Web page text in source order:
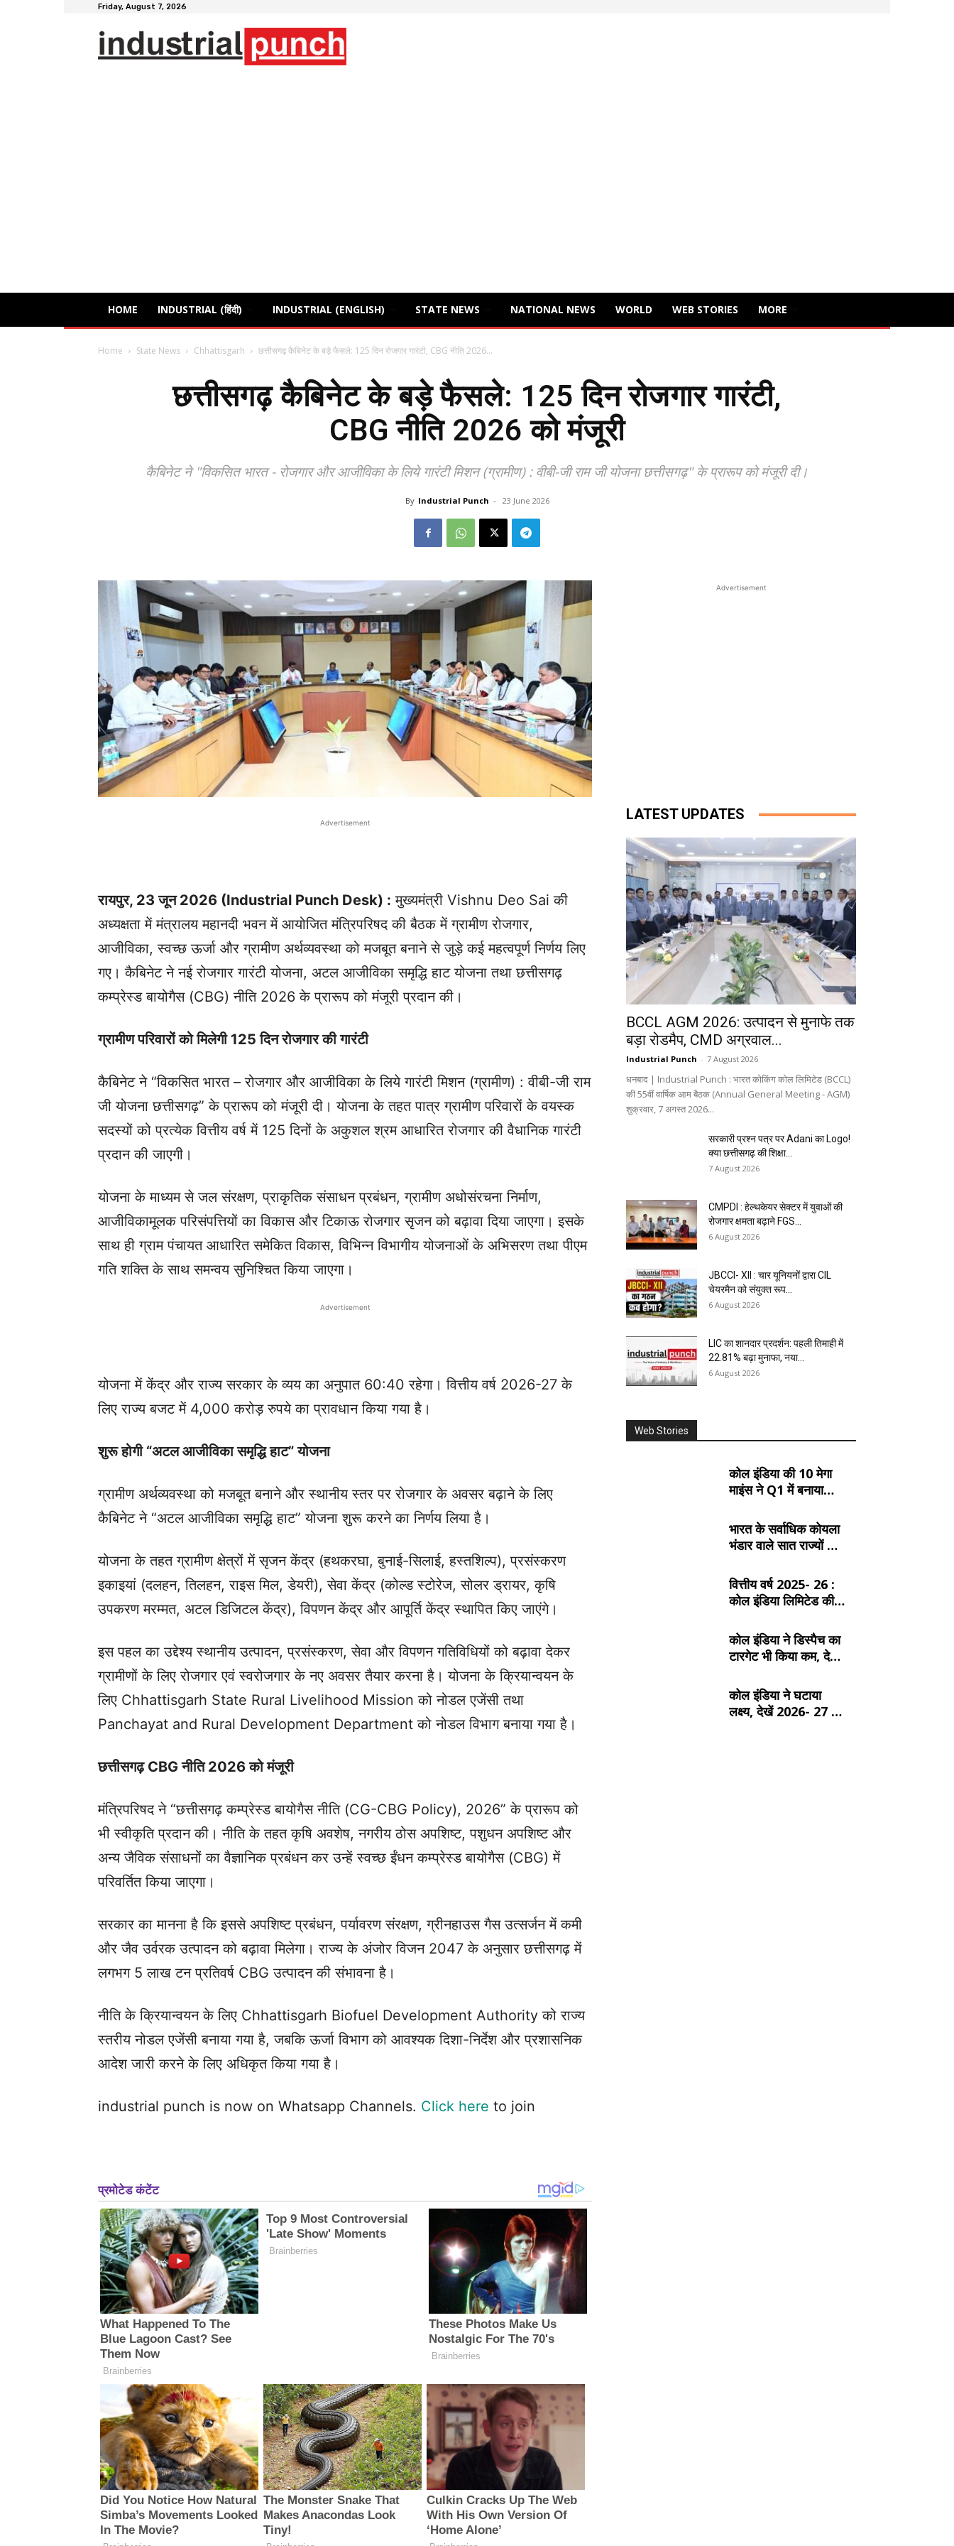
Friday, August 7, 2026
HOME INDUSTRIAL (हिंदी) INDUSTRIAL (ENGLISH) STATE NEWS NATIONAL NEWS WORLD WEB STORIES MORE
Home State News Chhattisgarh छत्तीसगढ़ कैबिनेट के बड़े फैसले: 125 दिन रोजगार गारंटी, CBG नीति 2026...
छत्तीसगढ़ कैबिनेट के बड़े फैसले: 125 दिन रोजगार गारंटी,
CBG नीति 2026 को मंजूरी
कैबिनेट ने "विकसित भारत - रोजगार और आजीविका के लिये गारंटी मिशन (ग्रामीण) : वीबी-जी राम जी योजना छत्तीसगढ़" के प्रारूप को मंजूरी दी।
By Industrial Punch - 23 June 2026
Advertisement
रायपुर, 23 जून 2026 (Industrial Punch Desk) : मुख्यमंत्री Vishnu Deo Sai की
अध्यक्षता में मंत्रालय महानदी भवन में आयोजित मंत्रिपरिषद की बैठक में ग्रामीण रोजगार,
आजीविका, स्वच्छ ऊर्जा और ग्रामीण अर्थव्यवस्था को मजबूत बनाने से जुड़े कई महत्वपूर्ण निर्णय लिए
गए। कैबिनेट ने नई रोजगार गारंटी योजना, अटल आजीविका समृद्धि हाट योजना तथा छत्तीसगढ़
कम्प्रेस्ड बायोगैस (CBG) नीति 2026 के प्रारूप को मंजूरी प्रदान की।
ग्रामीण परिवारों को मिलेगी 125 दिन रोजगार की गारंटी
कैबिनेट ने “विकसित भारत – रोजगार और आजीविका के लिये गारंटी मिशन (ग्रामीण) : वीबी-जी राम
जी योजना छत्तीसगढ़” के प्रारूप को मंजूरी दी। योजना के तहत पात्र ग्रामीण परिवारों के वयस्क
सदस्यों को प्रत्येक वित्तीय वर्ष में 125 दिनों के अकुशल श्रम आधारित रोजगार की वैधानिक गारंटी
प्रदान की जाएगी।
योजना के माध्यम से जल संरक्षण, प्राकृतिक संसाधन प्रबंधन, ग्रामीण अधोसंरचना निर्माण,
आजीविकामूलक परिसंपत्तियों का विकास और टिकाऊ रोजगार सृजन को बढ़ावा दिया जाएगा। इसके
साथ ही ग्राम पंचायत आधारित समेकित विकास, विभिन्न विभागीय योजनाओं के अभिसरण तथा पीएम
गति शक्ति के साथ समन्वय सुनिश्चित किया जाएगा।
Advertisement
योजना में केंद्र और राज्य सरकार के व्यय का अनुपात 60:40 रहेगा। वित्तीय वर्ष 2026-27 के
लिए राज्य बजट में 4,000 करोड़ रुपये का प्रावधान किया गया है।
शुरू होगी “अटल आजीविका समृद्धि हाट” योजना
ग्रामीण अर्थव्यवस्था को मजबूत बनाने और स्थानीय स्तर पर रोजगार के अवसर बढ़ाने के लिए
कैबिनेट ने “अटल आजीविका समृद्धि हाट” योजना शुरू करने का निर्णय लिया है।
योजना के तहत ग्रामीण क्षेत्रों में सृजन केंद्र (हथकरघा, बुनाई-सिलाई, हस्तशिल्प), प्रसंस्करण
इकाइयां (दलहन, तिलहन, राइस मिल, डेयरी), सेवा केंद्र (कोल्ड स्टोरेज, सोलर ड्रायर, कृषि
उपकरण मरम्मत, अटल डिजिटल केंद्र), विपणन केंद्र और आपूर्ति केंद्र स्थापित किए जाएंगे।
इस पहल का उद्देश्य स्थानीय उत्पादन, प्रसंस्करण, सेवा और विपणन गतिविधियों को बढ़ावा देकर
ग्रामीणों के लिए रोजगार एवं स्वरोजगार के नए अवसर तैयार करना है। योजना के क्रियान्वयन के
लिए Chhattisgarh State Rural Livelihood Mission को नोडल एजेंसी तथा
Panchayat and Rural Development Department को नोडल विभाग बनाया गया है।
छत्तीसगढ़ CBG नीति 2026 को मंजूरी
मंत्रिपरिषद ने “छत्तीसगढ़ कम्प्रेस्ड बायोगैस नीति (CG-CBG Policy), 2026” के प्रारूप को
भी स्वीकृति प्रदान की। नीति के तहत कृषि अवशेष, नगरीय ठोस अपशिष्ट, पशुधन अपशिष्ट और
अन्य जैविक संसाधनों का वैज्ञानिक प्रबंधन कर उन्हें स्वच्छ ईंधन कम्प्रेस्ड बायोगैस (CBG) में
परिवर्तित किया जाएगा।
सरकार का मानना है कि इससे अपशिष्ट प्रबंधन, पर्यावरण संरक्षण, ग्रीनहाउस गैस उत्सर्जन में कमी
और जैव उर्वरक उत्पादन को बढ़ावा मिलेगा। राज्य के अंजोर विजन 2047 के अनुसार छत्तीसगढ़ में
लगभग 5 लाख टन प्रतिवर्ष CBG उत्पादन की संभावना है।
नीति के क्रियान्वयन के लिए Chhattisgarh Biofuel Development Authority को राज्य
स्तरीय नोडल एजेंसी बनाया गया है, जबकि ऊर्जा विभाग को आवश्यक दिशा-निर्देश और प्रशासनिक
आदेश जारी करने के लिए अधिकृत किया गया है।
industrial punch is now on Whatsapp Channels. Click here to join
Advertisement
LATEST UPDATES
BCCL AGM 2026: उत्पादन से मुनाफे तक
बड़ा रोडमैप, CMD अग्रवाल...
Industrial Punch - 7 August 2026
धनबाद | Industrial Punch : भारत कोकिंग कोल लिमिटेड (BCCL)
की 55वीं वार्षिक आम बैठक (Annual General Meeting - AGM)
शुक्रवार, 7 अगस्त 2026...
सरकारी प्रश्न पत्र पर Adani का Logo!
क्या छत्तीसगढ़ की शिक्षा...
7 August 2026
CMPDI : हेल्थकेयर सेक्टर में युवाओं की
रोजगार क्षमता बढ़ाने FGS...
6 August 2026
JBCCI- XII : चार यूनियनों द्वारा CIL
चेयरमैन को संयुक्त रूप...
6 August 2026
LIC का शानदार प्रदर्शन: पहली तिमाही में
22.81% बढ़ा मुनाफा, नया...
6 August 2026
Web Stories
कोल इंडिया की 10 मेगा
माइंस ने Q1 में बनाया
और MCL की खदानों का
दबदबा
भारत के सर्वाधिक कोयला
भंडार वाले सात राज्यों के
वित्तीय वर्ष 2025- 26 :
कोल इंडिया लिमिटेड की
कोल इंडिया ने डिस्पैच का
टारगेट भी किया कम, देखें
नया लक्ष्य
कोल इंडिया ने घटाया
लक्ष्य, देखें 2026- 27 का